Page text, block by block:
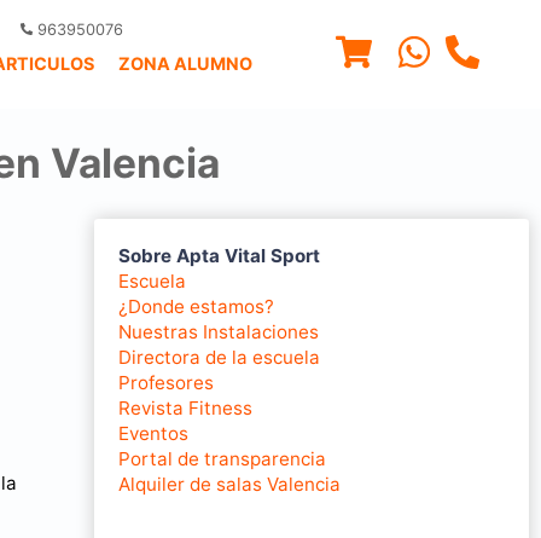
963950076
ZONA ALUMNO
Valencia
Sobre Apta Vital Sport
Escuela
¿Donde estamos?
Nuestras Instalaciones
Directora de la escuela
Profesores
Revista Fitness
Eventos
Portal de transparencia
Alquiler de salas Valencia